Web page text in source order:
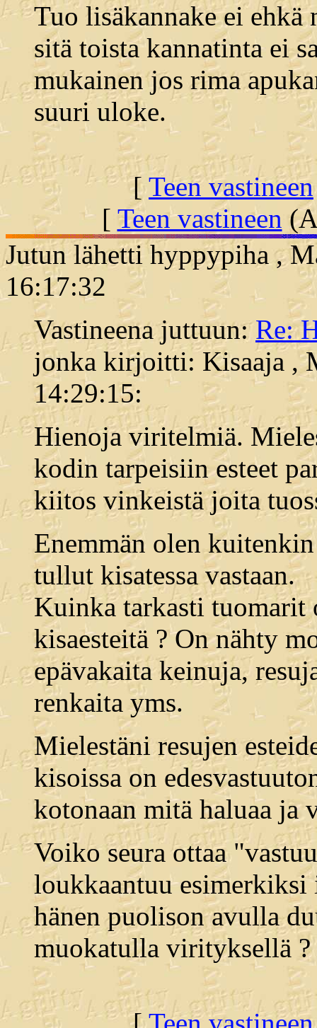
Tuo lisäkannake ei
sitä toista kannatinta ei
mukainen jos rima
suuri uloke.
[Teen vastineen
[ Teen vastineen
Jutun lähetti hyppypiha ,
16:17:32
Vastineena juttuun:Re:
jonka kirjoitti: Kisaaja ,
14:29:15:
Hienoja viritelmiä.
kodin tarpeisiin esteet
kiitos vinkeistä joita
Enemmän olen
tullut kisatessa vastaan.
Kuinka tarkasti tuomarit
kisaesteitä ? On nähty
epävakaita keinuja,
renkaita yms.
Mielestäni resujen
kisoissa on
kotonaan mitä haluaa
Voiko seura ottaa
loukkaantuu
hänen puolison avulla
muokatulla virityksellä ?